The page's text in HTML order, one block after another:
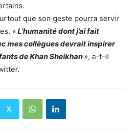
que son geste pourra servir
« L’humanité dont j’ai fait
mes collègues devrait inspirer
de Khan Sheikhan », a-t-il